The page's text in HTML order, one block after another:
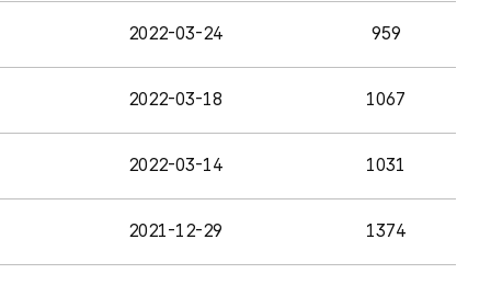
2022-03-24 959
2022-03-18 1067
2022-03-14 1031
2021-12-29 1374